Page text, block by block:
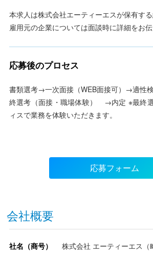
本求人は株式会社エーティーエスが保有する
雇用元の企業については面談時に詳細をお伝
応募後のプロセス
書類選考→一次面接（WEB面接可）→適性
終選考（面接・職場体験） →内定 ※最終
ィスで業務を体験いただきます。
応募フォーム
会社概要
社名（商号） 株式会社 エーティーエス（